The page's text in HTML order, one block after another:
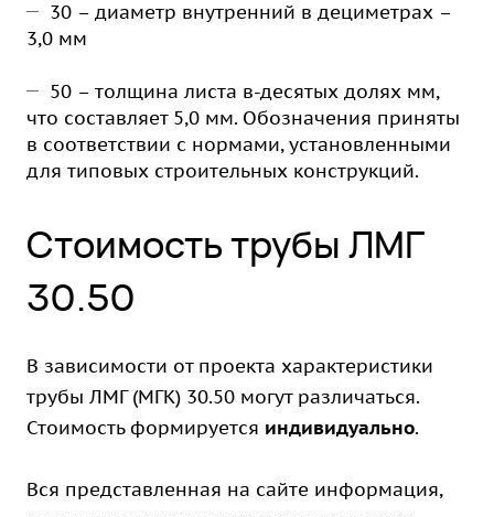
30 – диаметр внутренний в дециметрах –
3,0 мм
50 – толщина листа в-десятых долях мм,
что составляет 5,0 мм. Обозначения приняты
в соответствии с нормами, установленными
для типовых строительных конструкций.
Стоимость трубы ЛМГ
30.50
В зависимости от проекта характеристики
трубы ЛМГ (МГК) 30.50 могут различаться.
Стоимость формируется индивидуально.
Вся представленная на сайте информация,